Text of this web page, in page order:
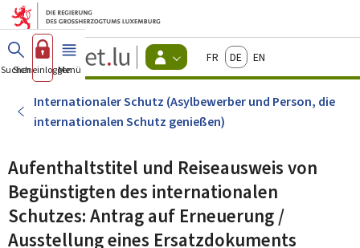
Zum Hauptmenü
Zum Inhalt
Guichet.lu
Changer
d'espace
-
Menu
bürger
FrançaisDeutschEnglish
Suchen
Sich einloggen
Menü Haupt-
Internationaler Schutz (Asylbewerber und Person, die
internationalen Schutz genießen)
Aufenthaltstitel und Reiseausweis von
Begünstigten des internationalen
Schutzes: Antrag auf Erneuerung /
Ausstellung eines Ersatzdokuments